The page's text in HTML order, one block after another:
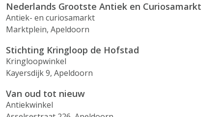
Nederlands Grootste Antiek en Curiosamarkt
Antiek- en curiosamarkt
Marktplein, Apeldoorn
Stichting Kringloop de Hofstad
Kringloopwinkel
Kayersdijk 9, Apeldoorn
Van oud tot nieuw
Antiekwinkel